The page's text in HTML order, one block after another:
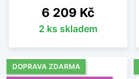
Cena
6 209 Kč
2 ks skladem
DOPRAVA ZDARMA